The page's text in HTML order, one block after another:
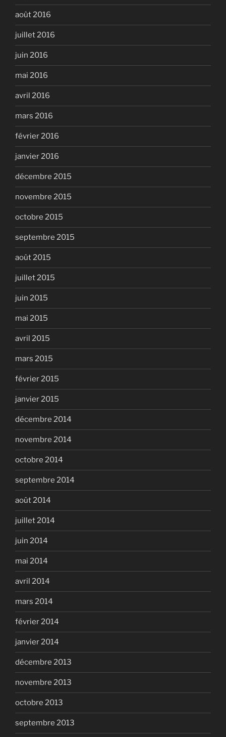
août 2016
juillet 2016
juin 2016
mai 2016
avril 2016
mars 2016
février 2016
janvier 2016
décembre 2015
novembre 2015
octobre 2015
septembre 2015
août 2015
juillet 2015
juin 2015
mai 2015
avril 2015
mars 2015
février 2015
janvier 2015
décembre 2014
novembre 2014
octobre 2014
septembre 2014
août 2014
juillet 2014
juin 2014
mai 2014
avril 2014
mars 2014
février 2014
janvier 2014
décembre 2013
novembre 2013
octobre 2013
septembre 2013